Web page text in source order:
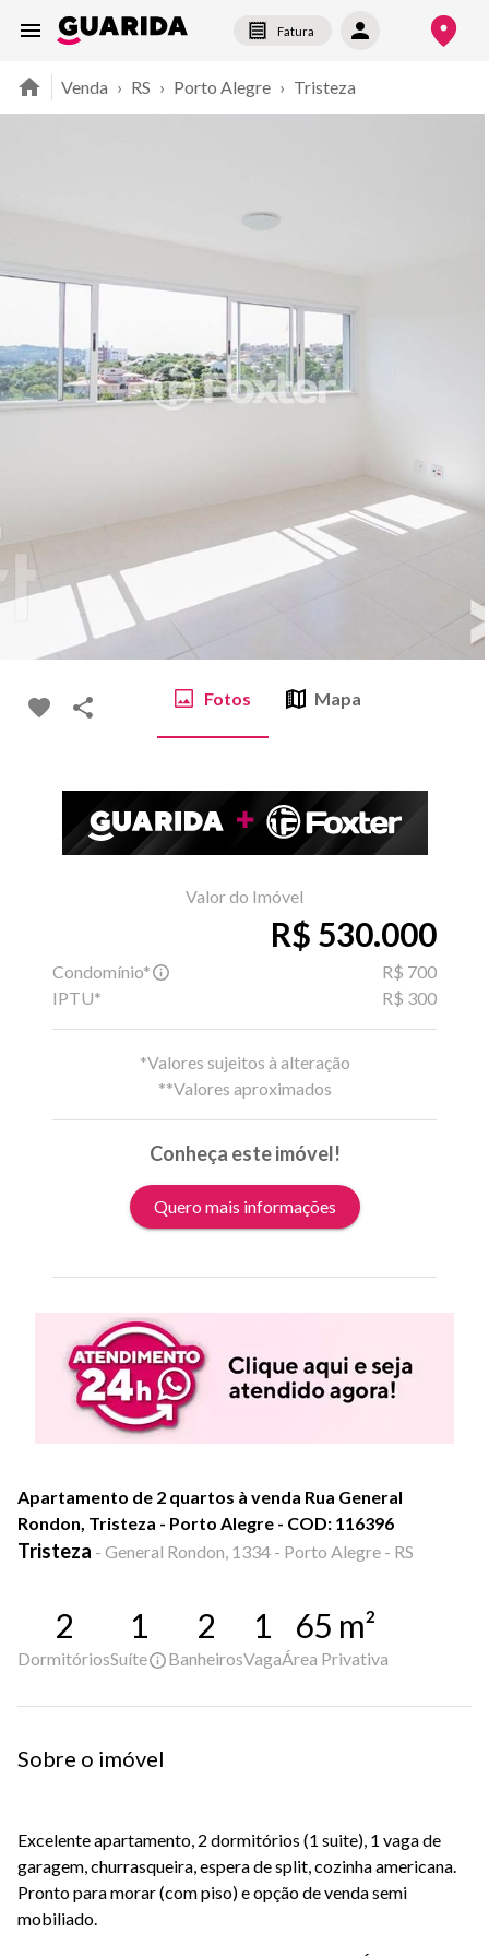
Fatura
Venda › RS › Porto Alegre › Tristeza
Fotos Mapa
Valor do Imóvel
R$ 530.000
Condomínio*
R$ 700
IPTU*
R$ 300
*Valores sujeitos à alteração
**Valores aproximados
Conheça este imóvel!
Quero mais informações
Apartamento de 2 quartos à venda Rua General
Rondon, Tristeza - Porto Alegre - COD: 116396
Tristeza - General Rondon, 1334 - Porto Alegre - RS
2
Dormitórios
1
Suíte
2
Banheiros
1
Vaga
65 m²
Área Privativa
Sobre o imóvel
Excelente apartamento, 2 dormitórios (1 suite), 1 vaga de
garagem, churrasqueira, espera de split, cozinha americana.
Pronto para morar (com piso) e opção de venda semi
mobiliado.